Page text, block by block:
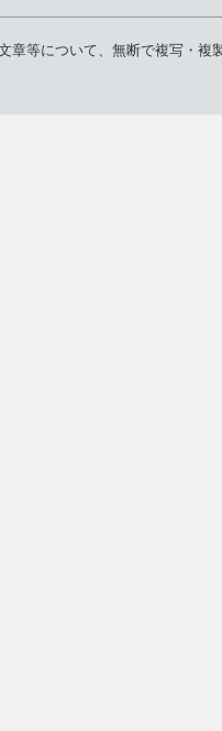
章等について、無断で複写・